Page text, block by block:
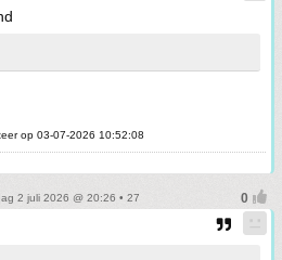
op 03-07-2026 10:52:08
2 juli 2026 @ 20:26 • 27